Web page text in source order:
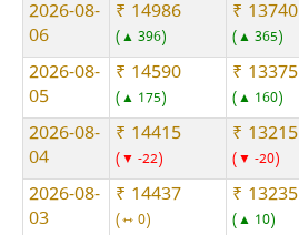
2026-08-
06
₹ 14986
▲ 396
₹ 13740
▲ 365
2026-08-
05
₹ 14590
▲ 175
₹ 13375
▲ 160
2026-08-
04
₹ 14415
▼ -22
₹ 13215
▼ -20
2026-08-
03
₹ 14437
⇿ 0
₹ 13235
▲ 10